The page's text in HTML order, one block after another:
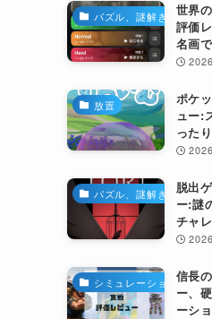
パズル、謎解き
世界
評価
名画
放置
ポケ
ュー:
った
パズル、謎解き
脱出
ー:謎
チャ
シミュレーション信長
ー、
ーシ